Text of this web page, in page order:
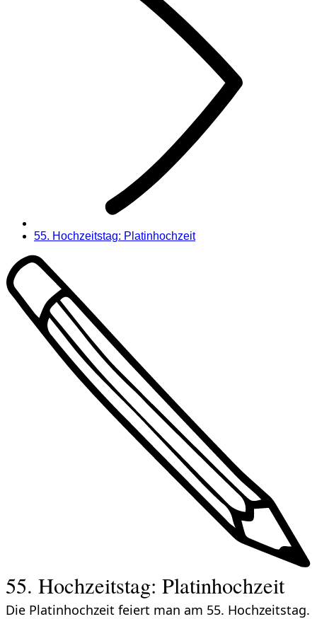
55. Hochzeitstag: Platinhochzeit
55. Hochzeitstag: Platinhochzeit
Die Platinhochzeit feiert man am 55. Hochzeitstag.